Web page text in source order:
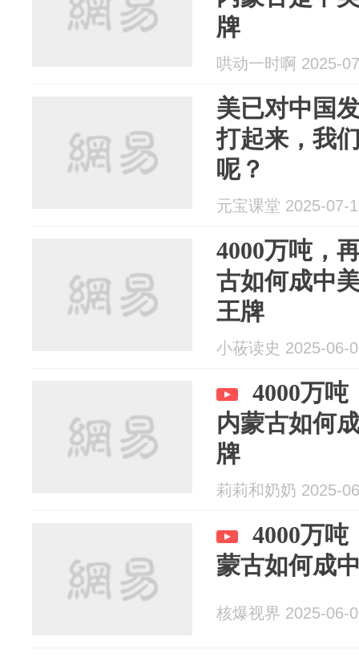
牌
哄动一时啊 2025-
美已对中国
打起来，我
呢？
元宝课堂 2025-07-
4000万吨，
古如何成中
王牌
小莜读史 2025-06-
4000万
内蒙古如何
牌
莉莉和奶奶 2025-
4000万
蒙古如何成
核爆视界 2025-06-